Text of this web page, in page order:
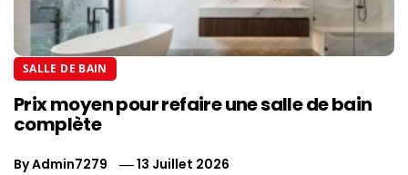
SALLE DE BAIN
Prix moyen pour refaire une salle de bain
complète
ByAdmin7279 13 Juillet 2026